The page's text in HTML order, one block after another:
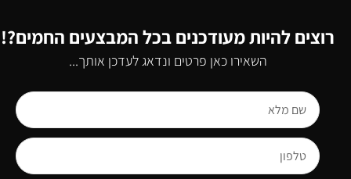
רוצים להיות מעודכנים בכל המבצעים החמים?!
השאירו כאן פרטים ונדאג לעדכן אותך...